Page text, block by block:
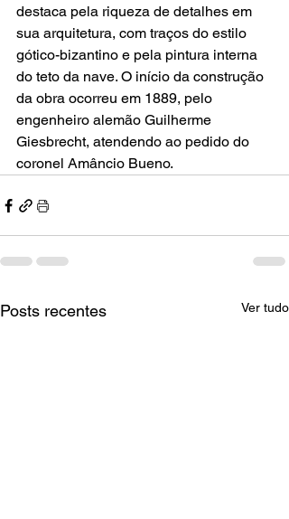
destaca pela riqueza de detalhes em
sua arquitetura, com traços do estilo
gótico-bizantino e pela pintura interna
do teto da nave. O início da construção
da obra ocorreu em 1889, pelo
engenheiro alemão Guilherme
Giesbrecht, atendendo ao pedido do
coronel Amâncio Bueno.
Posts recentes Ver tudo